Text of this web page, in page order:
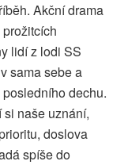
Akční drama
lidí z lodi SS
sama sebe a
dechu.
naše uznání,
doslova
spíše do